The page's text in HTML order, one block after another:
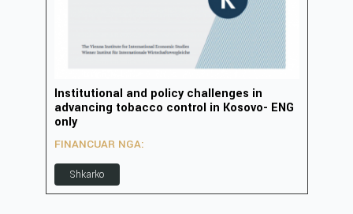
Institutional and policy challenges in
advancing tobacco control in Kosovo- ENG
only
FINANCUAR NGA:
Shkarko